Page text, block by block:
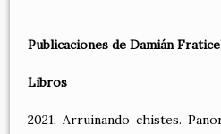
Publicaciones de Damián
Libros
2021. Arruinando chistes.